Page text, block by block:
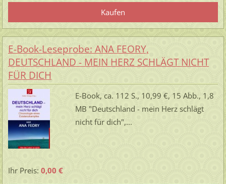
E-Book-Leseprobe: ANA FEORY,
DEUTSCHLAND - MEIN HERZ SCHLÄGT NICHT
FÜR DICH
E-Book, ca. 112 S., 10,99 €, 15 Abb., 1,8
MB "Deutschland - mein Herz schlägt
nicht für dich",...
Ihr Preis: 0,00 €